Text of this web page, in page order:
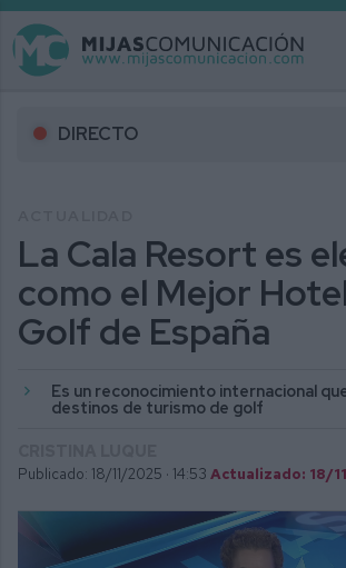
DIRECTO
La Cala Resort es
como el Mejor
Golf de España
Es un reconocimiento internacional
destinos de turismo de golf
Publicado: 18/11/2025 · 14:53 Actualizado: 18/